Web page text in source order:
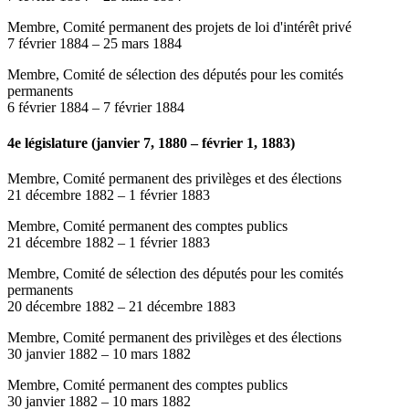
Membre, Comité permanent des projets de loi d'intérêt privé
7 février 1884 – 25 mars 1884
Membre, Comité de sélection des députés pour les comités
permanents
6 février 1884 – 7 février 1884
4e législature (janvier 7, 1880 – février 1, 1883)
Membre, Comité permanent des privilèges et des élections
21 décembre 1882 – 1 février 1883
Membre, Comité permanent des comptes publics
21 décembre 1882 – 1 février 1883
Membre, Comité de sélection des députés pour les comités
permanents
20 décembre 1882 – 21 décembre 1883
Membre, Comité permanent des privilèges et des élections
30 janvier 1882 – 10 mars 1882
Membre, Comité permanent des comptes publics
30 janvier 1882 – 10 mars 1882